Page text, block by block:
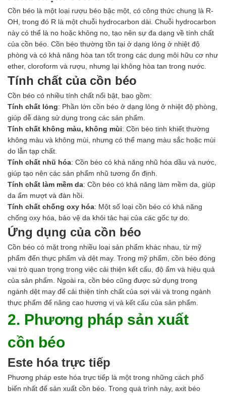
Ngành Gỗ
Ngành Mỹ Phẩm
Ngành Hóa Dầu
Ngành Giấy
Liên hệ
Tuyển dụng
Cồn béo là một loại rượu béo bậc một, có công thức chung là R-
OH, trong đó R là một chuỗi hydrocarbon dài. Chuỗi hydrocarbon
này có thể là no hoặc không no, tạo nên sự đa dạng về tính chất
của cồn béo. Cồn béo thường tồn tại ở dạng lỏng ở nhiệt độ
phòng và có khả năng hòa tan tốt trong các dung môi hữu cơ như
ether, cloroform và rượu, nhưng lại không hòa tan trong nước.
Tính chất của cồn béo
Cồn béo có nhiều tính chất nổi bật, bao gồm:
Tính chất lỏng: Phần lớn cồn béo ở dạng lỏng ở nhiệt độ phòng,
giúp dễ dàng sử dụng trong các sản phẩm.
Tính chất không màu, không mùi: Cồn béo tinh khiết thường
không màu và không mùi, nhưng có thể mang màu sắc hoặc mùi
do lẫn tạp chất.
Tính chất nhũ hóa: Cồn béo có khả năng nhũ hóa dầu và nước,
giúp tạo nên các sản phẩm nhũ tương ổn định.
Tính chất làm mềm da: Cồn béo có khả năng làm mềm da, giúp
da ẩm mượt và đàn hồi.
Tính chất chống oxy hóa: Một số loại cồn béo có khả năng
chống oxy hóa, bảo vệ da khỏi tác hại của các gốc tự do.
Ứng dụng của cồn béo
Cồn béo có mặt trong nhiều loại sản phẩm khác nhau, từ mỹ
phẩm đến thực phẩm và dệt may. Trong mỹ phẩm, cồn béo đóng
vai trò quan trọng trong việc cải thiện kết cấu, độ ẩm và hiệu quả
của sản phẩm. Ngoài ra, cồn béo cũng được sử dụng trong
ngành dệt may để cải thiện tính chất của sợi vải và trong ngành
thực phẩm để nâng cao hương vị và kết cấu của sản phẩm.
2. Phương pháp sản xuất
cồn béo
Este hóa trực tiếp
Phương pháp este hóa trực tiếp là một trong những cách phổ
biến nhất để sản xuất cồn béo. Trong quá trình này, axit béo